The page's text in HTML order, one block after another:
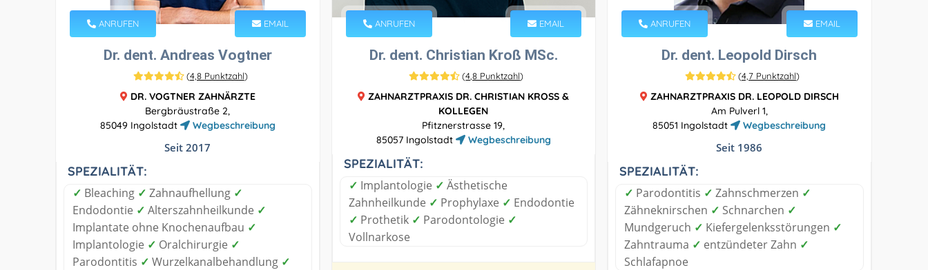
ANRUFEN EMAIL
Dr. dent. Andreas Vogtner
(4,8 Punktzahl)
DR. VOGTNER ZAHNÄRZTE
Bergbräustraße 2,
85049 Ingolstadt
Wegbeschreibung
Seit 2017
SPEZIALITÄT:
✓ Bleaching ✓ Zahnaufhellung ✓
Endodontie ✓ Alterszahnheilkunde ✓
Implantate ohne Knochenaufbau ✓
Implantologie ✓ Oralchirurgie ✓
Parodontitis ✓ Wurzelkanalbehandlung ✓
ANRUFEN EMAIL
Dr. dent. Christian Kroß MSc.
(4,8 Punktzahl)
ZAHNARZTPRAXIS DR. CHRISTIAN KROSS &
KOLLEGEN
Pfitznerstrasse 19,
85057 Ingolstadt
Wegbeschreibung
SPEZIALITÄT:
✓ Implantologie ✓ Ästhetische
Zahnheilkunde ✓ Prophylaxe ✓ Endodontie
✓ Prothetik ✓ Parodontologie ✓
Vollnarkose
ANRUFEN EMAIL
Dr. dent. Leopold Dirsch
(4,7 Punktzahl)
ZAHNARZTPRAXIS DR. LEOPOLD DIRSCH
Am Pulverl 1,
85051 Ingolstadt
Wegbeschreibung
Seit 1986
SPEZIALITÄT:
✓ Parodontitis ✓ Zahnschmerzen ✓
Zähneknirschen ✓ Schnarchen ✓
Mundgeruch ✓ Kiefergelenksstörungen ✓
Zahntrauma ✓ entzündeter Zahn ✓
Schlafapnoe